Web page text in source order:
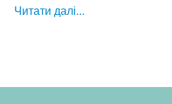
Читати далі...